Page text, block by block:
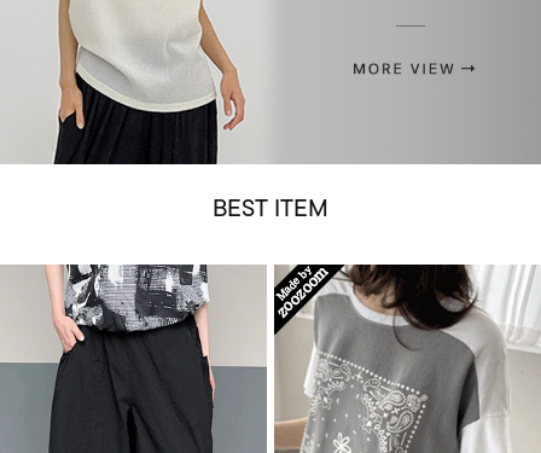
BEST ITEM